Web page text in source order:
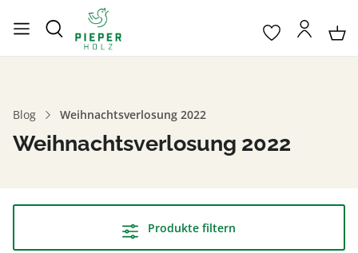
Blog Weihnachtsverlosung 2022
Weihnachtsverlosung 2022
Produkte filtern